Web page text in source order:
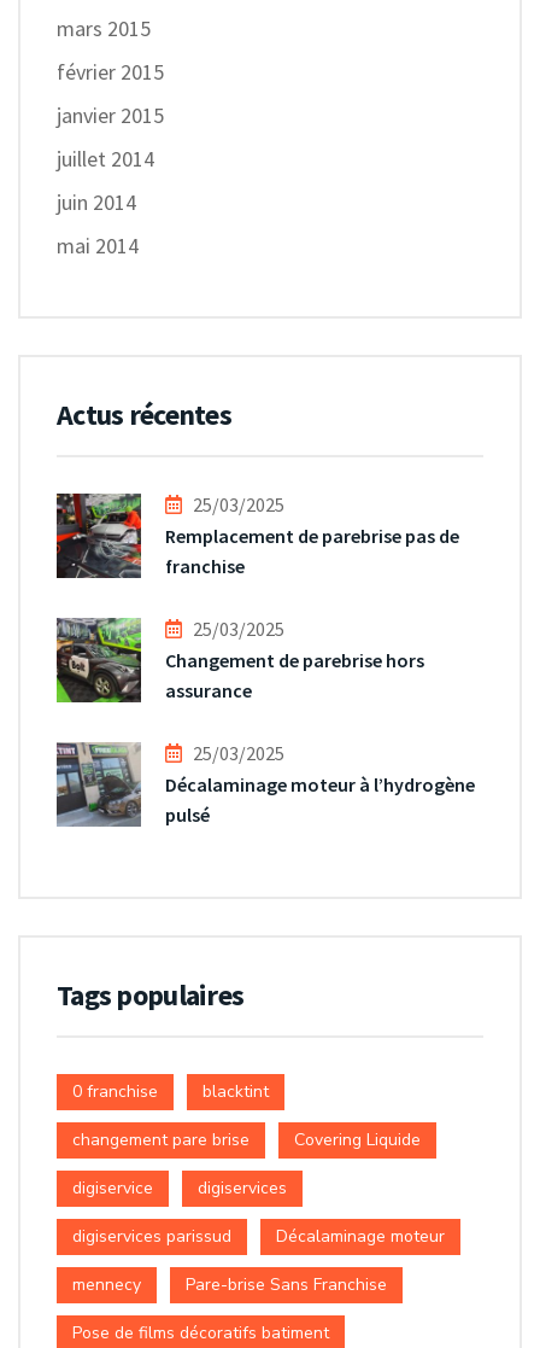
mars 2015
février 2015
janvier 2015
juillet 2014
juin 2014
mai 2014
Actus récentes
25/03/2025
Remplacement de parebrise pas de
franchise
25/03/2025
Changement de parebrise hors
assurance
25/03/2025
Décalaminage moteur à l’hydrogène
pulsé
Tags populaires
0 franchise blacktint
changement pare brise Covering Liquide
digiservice digiservices
digiservices parissud Décalaminage moteur
mennecy Pare-brise Sans Franchise
Pose de films décoratifs batiment